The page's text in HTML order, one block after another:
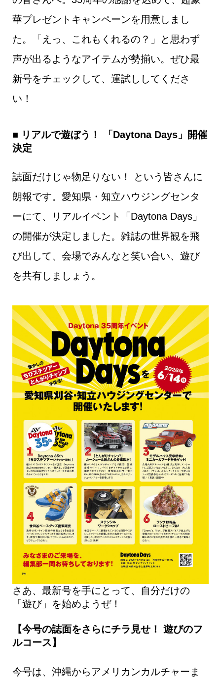
華プレゼントキャンペーンを用意しまし
た。「えっ、これもくれるの？」と思わず
声が出るようなアイテムが勢揃い。ぜひ最
新号をチェックして、運試ししてくださ
い！
■ リアルで遊ぼう！ 「Daytona Days」開催
決定
誌面だけじゃ物足りない！ という皆さんに
朗報です。愛知県・知立ハウジングセンタ
ーにて、リアルイベント「Daytona Days」
の開催が決定しました。雑誌の世界観を飛
び出して、会場でみんなと笑い合い、遊び
を共有しましょう。
さあ、最新号を手にとって、自分だけの
「遊び」を始めようぜ！
【今号の誌面をさらにチラ見せ！ 遊びのフ
ルコース】
今号は、沖縄からアメリカンカルチャーま